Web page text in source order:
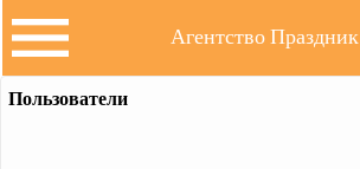
Агентство Праздник
Пользователи